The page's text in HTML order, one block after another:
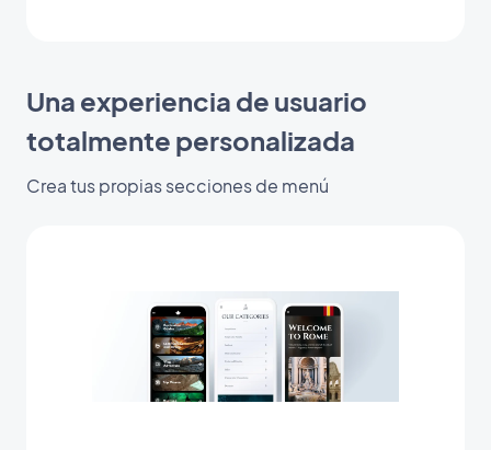
Una experiencia de usuario
totalmente personalizada
Crea tus propias secciones de menú